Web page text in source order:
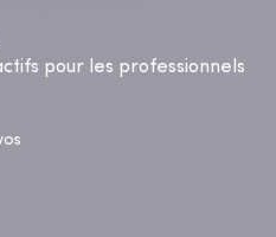
pour les professionnels